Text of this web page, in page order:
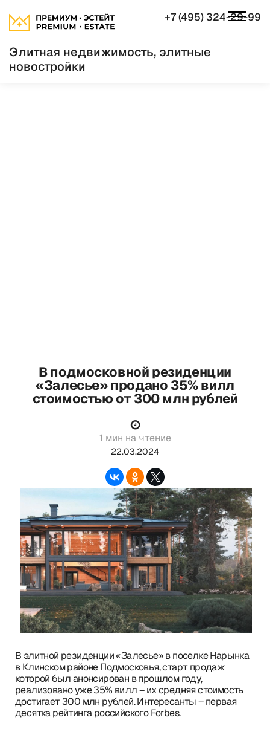
Элитная недвижимость, элитные
новостройки
+7 (495) 324-29-99
В подмосковной резиденции
«Залесье» продано 35% вилл
стоимостью от 300 млн рублей
1 мин на чтение
22.03.2024
В элитной резиденции «Залесье» в поселке Нарынка
в Клинском районе Подмосковья, старт продаж
которой был анонсирован в прошлом году,
реализовано уже 35% вилл – их средняя стоимость
достигает 300 млн рублей. Интересанты – первая
десятка рейтинга российского Forbes.